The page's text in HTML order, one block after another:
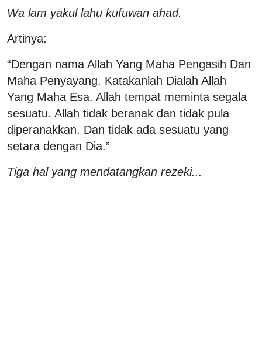
Wa lam yakul lahu kufuwan ahad.
Artinya:
“Dengan nama Allah Yang Maha Pengasih Dan
Maha Penyayang. Katakanlah Dialah Allah
Yang Maha Esa. Allah tempat meminta segala
sesuatu. Allah tidak beranak dan tidak pula
diperanakkan. Dan tidak ada sesuatu yang
setara dengan Dia.”
Tiga hal yang mendatangkan rezeki...